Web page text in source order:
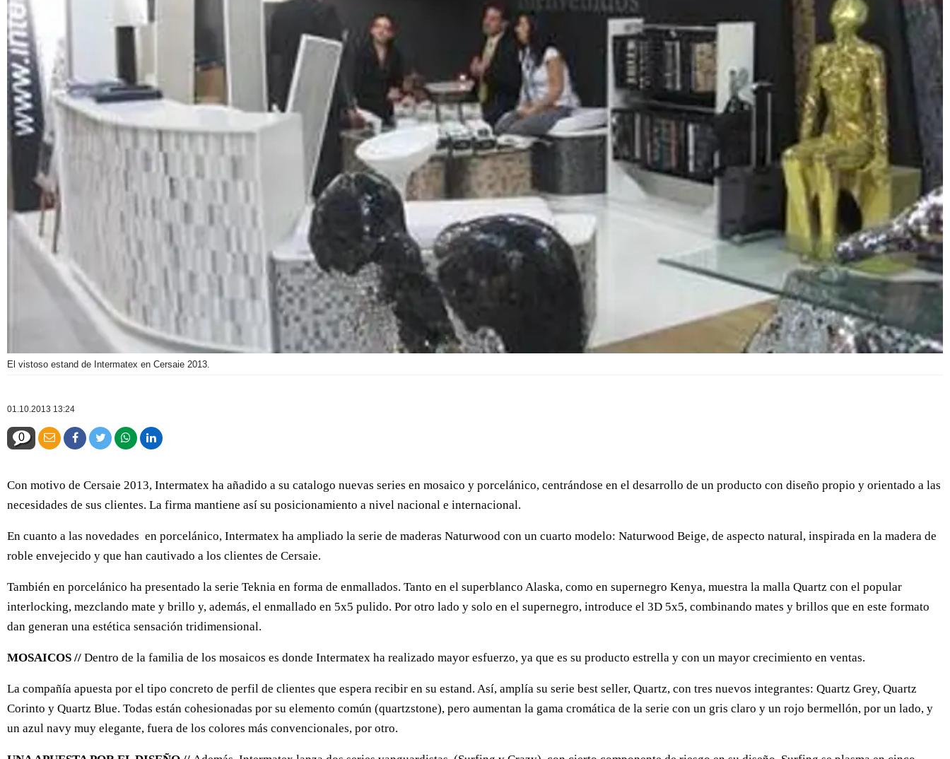
El vistoso estand de Intermatex en Cersaie 2013.
01.10.2013 13:24
0
Con motivo de Cersaie 2013, Intermatex ha añadido a su catalogo nuevas series en mosaico y porcelánico, centrándose en el desarrollo de un producto con diseño propio y orientado a las
necesidades de sus clientes. La firma mantiene así su posicionamiento a nivel nacional e internacional.
En cuanto a las novedades en porcelánico, Intermatex ha ampliado la serie de maderas Naturwood con un cuarto modelo: Naturwood Beige, de aspecto natural, inspirada en la madera de
roble envejecido y que han cautivado a los clientes de Cersaie.
También en porcelánico ha presentado la serie Teknia en forma de enmallados. Tanto en el superblanco Alaska, como en supernegro Kenya, muestra la malla Quartz con el popular
interlocking, mezclando mate y brillo y, además, el enmallado en 5x5 pulido. Por otro lado y solo en el supernegro, introduce el 3D 5x5, combinando mates y brillos que en este formato
dan generan una estética sensación tridimensional.
MOSAICOS // Dentro de la familia de los mosaicos es donde Intermatex ha realizado mayor esfuerzo, ya que es su producto estrella y con un mayor crecimiento en ventas.
La compañía apuesta por el tipo concreto de perfil de clientes que espera recibir en su estand. Así, amplía su serie best seller, Quartz, con tres nuevos integrantes: Quartz Grey, Quartz
Corinto y Quartz Blue. Todas están cohesionadas por su elemento común (quartzstone), pero aumentan la gama cromática de la serie con un gris claro y un rojo bermellón, por un lado, y
un azul navy muy elegante, fuera de los colores más convencionales, por otro.